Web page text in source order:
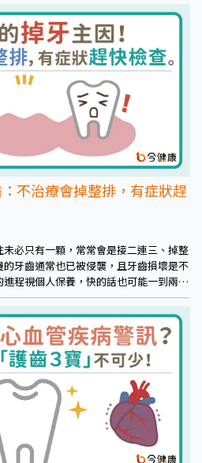
不治療會掉整排，有症狀趕
必只有一顆，常常會是接二連三、掉整
牙齒通常也已被侵襲，且牙齒損壞是不
程視個人保養，快的話也可能一到兩年